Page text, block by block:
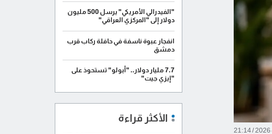
"الفيدرالي الأمريكي" يرسل 500 مليون
دولار إلى "المركزي العراقي"
انفجار عبوة ناسفة في حافلة ركاب قرب
دمشق
7.7 مليار دولار.. "أبولو" تستحوذ على
"إيزي جيت"
الأكثر قراءة